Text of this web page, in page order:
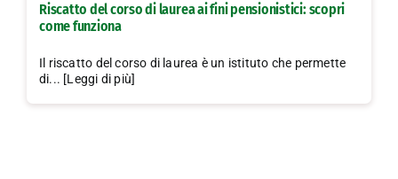
Lavora con noi
Riscatto del corso di laurea ai fini pensionistici: scopri
come funziona
Il riscatto del corso di laurea è un istituto che permette
di... [Leggi di più]